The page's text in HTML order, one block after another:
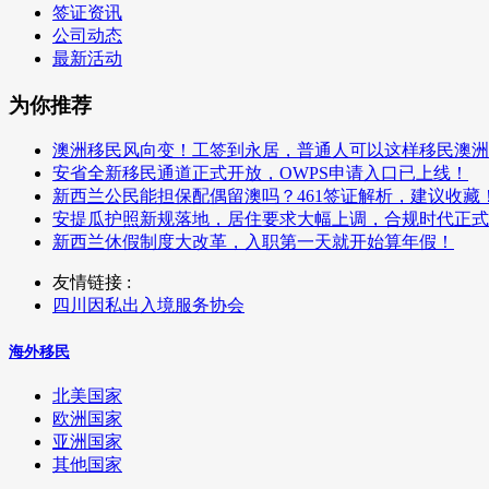
签证资讯
公司动态
最新活动
为你推荐
澳洲移民风向变！工签到永居，普通人可以这样移民澳洲
安省全新移民通道正式开放，OWPS申请入口已上线！
新西兰公民能担保配偶留澳吗？461签证解析，建议收藏！
安提瓜护照新规落地，居住要求大幅上调，合规时代正式
新西兰休假制度大改革，入职第一天就开始算年假！
友情链接 :
四川因私出入境服务协会
海外移民
北美国家
欧洲国家
亚洲国家
其他国家